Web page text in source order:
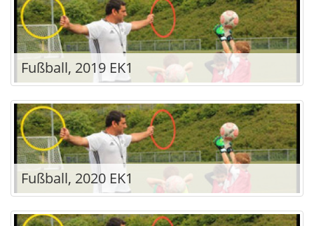
Fußball, 2019 EK1
Fußball, 2020 EK1